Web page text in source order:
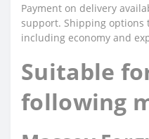
Payment on delivery
support. Shipping options
including economy and
Suitable
following